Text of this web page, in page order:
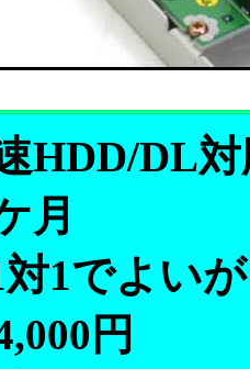
HDD/DL
月
1でよい
円